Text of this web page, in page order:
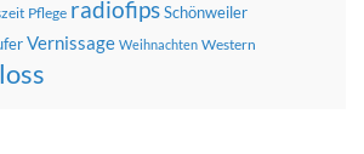
Pflege radiofipsSchönweiler
Vernissage Weihnachten Western